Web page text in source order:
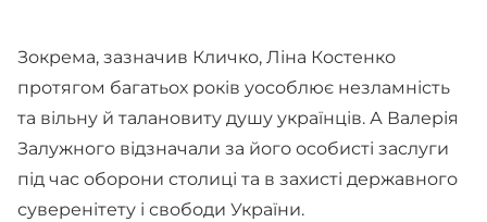
Зокрема, зазначив Кличко, Ліна Костенко
протягом багатьох років уособлює незламність
та вільну й талановиту душу українців. А Валерія
Залужного відзначали за його особисті заслуги
під час оборони столиці та в захисті державного
суверенітету і свободи України.